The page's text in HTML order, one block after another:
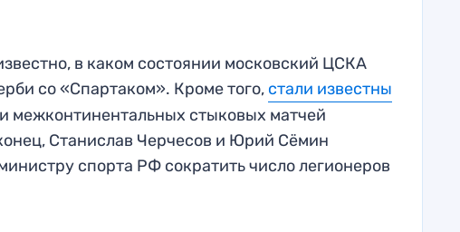
в каком состоянии московский ЦСКА
со «Спартаком». Кроме того, стали известны
межконтинентальных стыковых матчей
Станислав Черчесов и Юрий Сёмин
спорта РФ сократить число легионеров